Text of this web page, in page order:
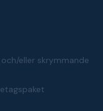
eller skrymmande